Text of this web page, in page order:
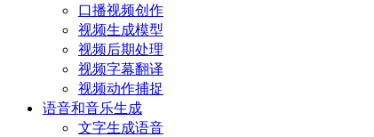
口播视频创作
视频生成模型
视频后期处理
视频字幕翻译
视频动作捕捉
语音和音乐生成
文字生成语音